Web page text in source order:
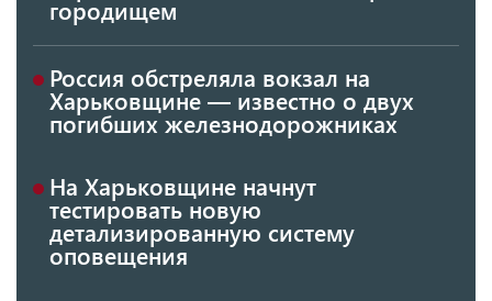
городищем
Россия обстреляла вокзал на
Харьковщине — известно о двух
погибших железнодорожниках
На Харьковщине начнут
тестировать новую
детализированную систему
оповещения